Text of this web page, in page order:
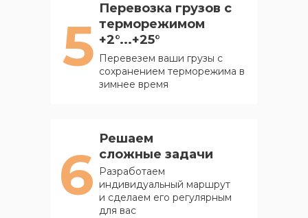
5
Перевозка грузов с
терморежимом
+2°...+25°
Перевезем ваши грузы с
сохранением терморежима в
зимнее время
6
Решаем
сложные задачи
Разработаем
индивидуальный маршрут
и сделаем его регулярным
для вас